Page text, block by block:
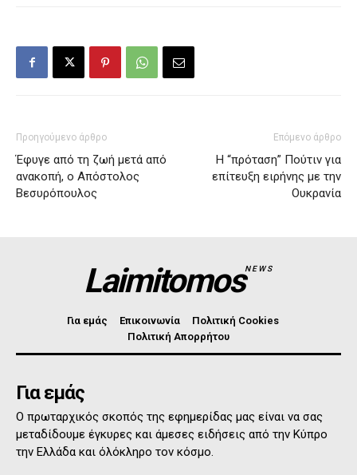
Προηγούμενο άρθρο
Έφυγε από τη ζωή μετά από
ανακοπή, ο Απόστολος
Βεσυρόπουλος
Επόμενο άρθρο
Η “πρόταση” Πούτιν για
επίτευξη ειρήνης με την
Ουκρανία
LaimitomosNEWS
Για εμάς Επικοινωνία
Πολιτική Cookies
Πολιτική Απορρήτου
Για εμάς
Ο πρωταρχικός σκοπός της εφημερίδας μας είναι να σας
μεταδίδουμε έγκυρες και άμεσες ειδήσεις από την Κύπρο
την Ελλάδα και όλόκληρο τον κόσμο.